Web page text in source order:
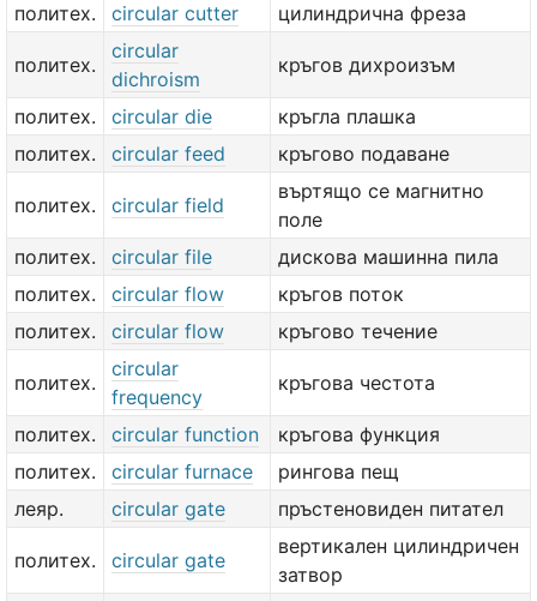
политех. circular cutter цилиндрична фреза
политех.
circular
dichroism
кръгов дихроизъм
политех. circular die
кръгла плашка
политех.
circular feed кръгово подаване
политех. circular field
въртящо се магнитно
поле
политех.
circular file
дискова машинна пила
политех.
circular flow
кръгов поток
политех.
circular flow кръгово течение
политех.
circular
frequency
кръгова честота
политех. circular function
кръгова функция
политех.
circular furnace
рингова пещ
леяр.
circular gate пръстеновиден питател
политех. circular gate
вертикален цилиндричен
затвор